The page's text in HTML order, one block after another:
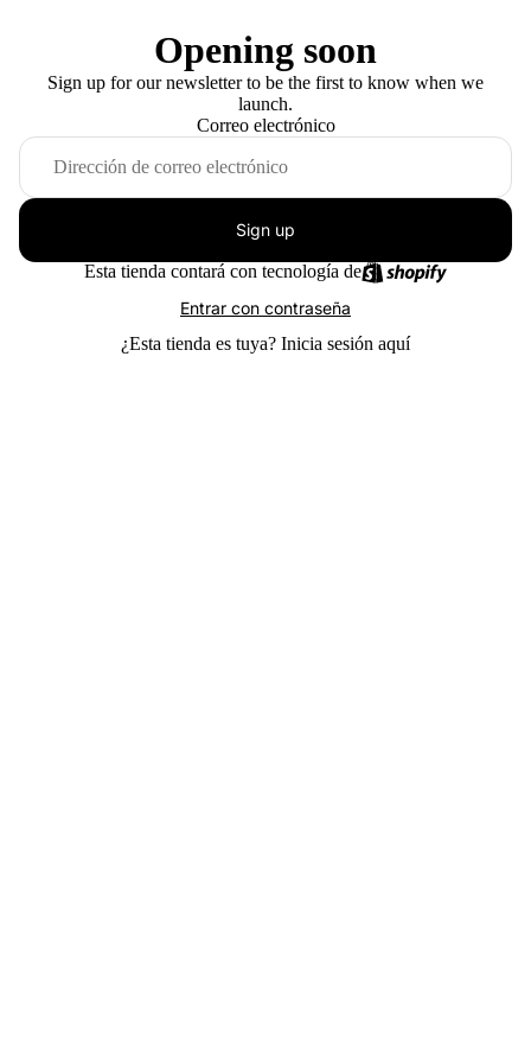
Opening soon
Sign up for our newsletter to be the first to know when we
launch.
Correo electrónico
Sign up
Esta tienda contará con tecnología de
Entrar con contraseña
¿Esta tienda es tuya? Inicia sesión aquí